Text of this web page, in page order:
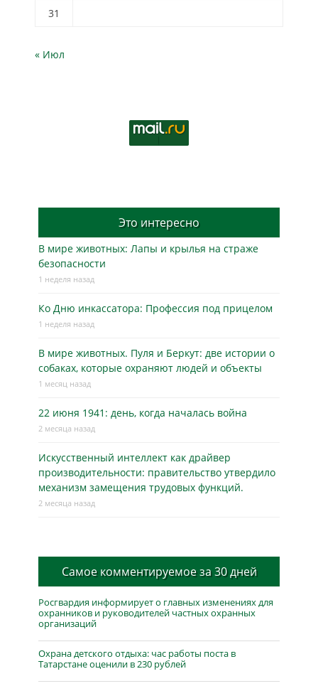
31
« Июл
Это интересно
В мире животных: Лапы и крылья на страже
безопасности
1 неделя назад
Ко Дню инкассатора: Профессия под прицелом
1 неделя назад
В мире животных. Пуля и Беркут: две истории о
собаках, которые охраняют людей и объекты
1 месяц назад
22 июня 1941: день, когда началась война
2 месяца назад
Искусственный интеллект как драйвер
производительности: правительство утвердило
механизм замещения трудовых функций.
2 месяца назад
Самое комментируемое за 30 дней
Росгвардия информирует о главных изменениях для
охранников и руководителей частных охранных
организаций
Охрана детского отдыха: час работы поста в
Татарстане оценили в 230 рублей